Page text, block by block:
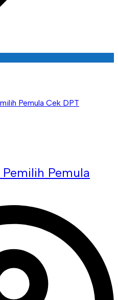
Pemula